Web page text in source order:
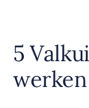
5
werken